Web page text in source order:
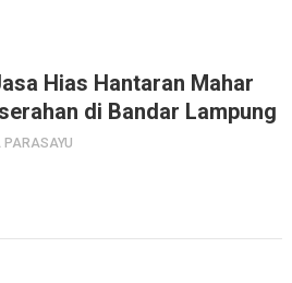
Hias Hantaran Mahar
di Bandar Lampung
PARASAYU